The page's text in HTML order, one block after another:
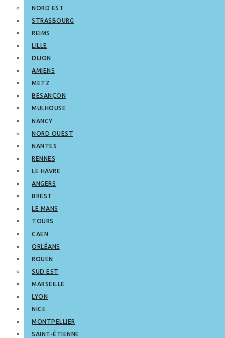
NORD EST
STRASBOURG
REIMS
LILLE
DIJON
AMIENS
METZ
BESANÇON
MULHOUSE
NANCY
NORD OUEST
NANTES
RENNES
LE HAVRE
ANGERS
BREST
LE MANS
TOURS
CAEN
ORLÉANS
ROUEN
SUD EST
MARSEILLE
LYON
NICE
MONTPELLIER
SAINT-ÉTIENNE